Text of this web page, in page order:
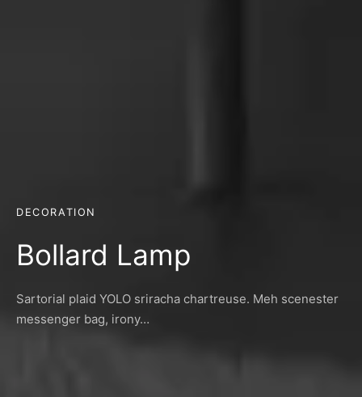
DECORATION
Bollard Lamp
Sartorial plaid YOLO sriracha chartreuse. Meh scenester
messenger bag, irony…